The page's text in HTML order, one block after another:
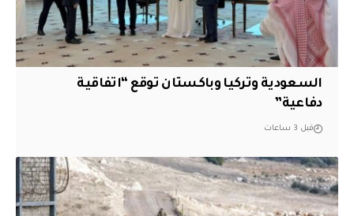
السعودية وتركيا وباكستان توقع “اتفاقية
دفاعية”
قبل 3 ساعات